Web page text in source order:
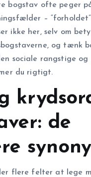
bogstav ofte peger
–
ikke her, selv om
og tænk
sociale rangstige og
du rigtigt.
de
flere felter at lege